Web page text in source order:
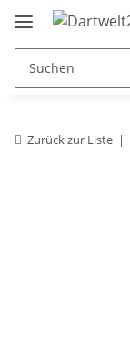
Zurück zur Liste